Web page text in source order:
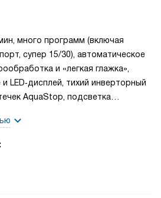
много программ (включая
супер 15/30), автоматическое
и «легкая глажка»,
LED‑дисплей, тихий инверторный
AquaStop, подсветка